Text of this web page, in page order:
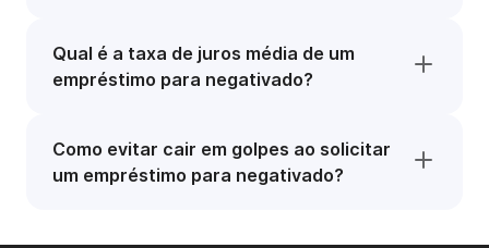
Qual é a taxa de juros média de um
empréstimo para negativado?
Como evitar cair em golpes ao solicitar
um empréstimo para negativado?